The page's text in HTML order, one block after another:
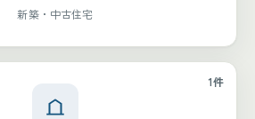
新築・中古住宅
1件